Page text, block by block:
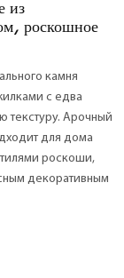
из
роскошное
камня
с едва
текстуру. Арочный
для дома
роскоши,
декоративным